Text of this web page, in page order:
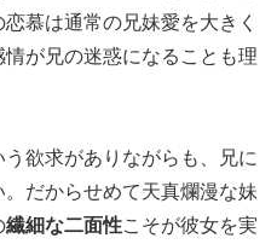
慕は通常の兄妹愛を大きく
が兄の迷惑になることも理
欲求がありながらも、兄に
だからせめて天真爛漫な妹
繊細な二面性こそが彼女を実